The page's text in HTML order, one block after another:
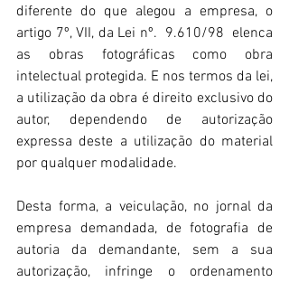
diferente do que alegou a empresa, o
artigo 7º, VII, da Lei nº.  9.610/98  elenca
as obras fotográficas como obra
intelectual protegida. E nos termos da lei,
a utilização da obra é direito exclusivo do
autor, dependendo de autorização
expressa deste a utilização do material
por qualquer modalidade.
Desta forma, a veiculação, no jornal da
empresa demandada, de fotografia de
autoria da demandante, sem a sua
autorização, infringe o ordenamento